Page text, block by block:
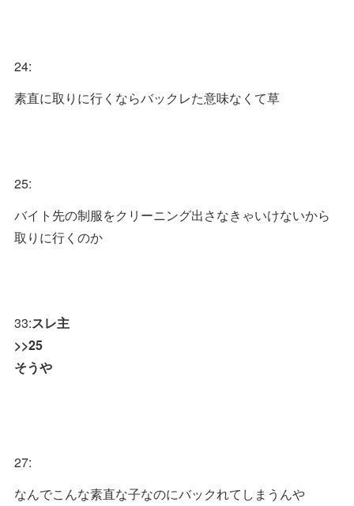
24:
素直に取りに行くならバックレた意味なくて草
25:
バイト先の制服をクリーニング出さなきゃいけないから
取りに行くのか
33:スレ主
>>25
そうや
27:
なんでこんな素直な子なのにバックれてしまうんや